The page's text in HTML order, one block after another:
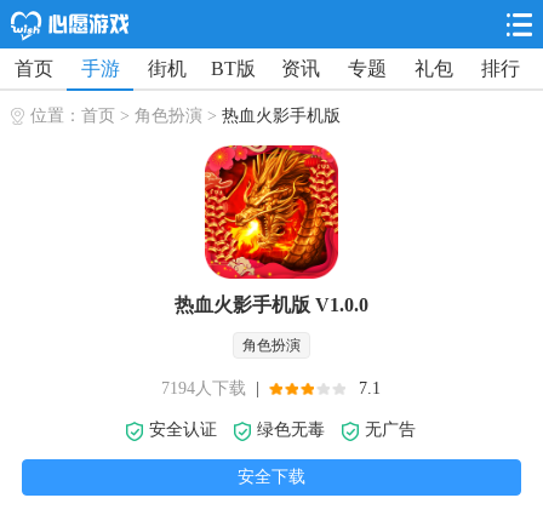
首页 手游 街机 BT版 资讯 专题 礼包 排行
位置： 首页 > 角色扮演> 热血火影手机版
热血火影手机版 V1.0.0
角色扮演
7194人下载 | 7.1
安全认证 绿色无毒 无广告
安全下载